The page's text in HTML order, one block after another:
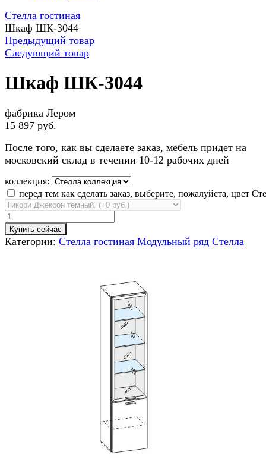
Стелла гостиная
Шкаф ШК-3044
Предыдущий товар
Следующий товар
Шкаф ШК-3044
фабрика Лером
15 897 руб.
После того, как вы сделаете заказ, мебель придет на
московский склад в течении 10-12 рабочих дней
коллекция:
перед тем как сделать заказ, выберите, пожалуйста, цвет
Купить сейчас
Категории: Стелла гостиная Модульный ряд Стелла